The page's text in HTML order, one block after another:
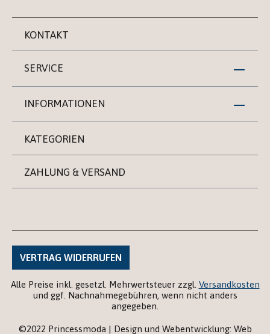
KONTAKT
SERVICE
INFORMATIONEN
KATEGORIEN
ZAHLUNG & VERSAND
VERTRAG WIDERRUFEN
Alle Preise inkl. gesetzl. Mehrwertsteuer zzgl. Versandkosten
und ggf. Nachnahmegebühren, wenn nicht anders
angegeben.
©2022 Princessmoda | Design und Webentwicklung: Web